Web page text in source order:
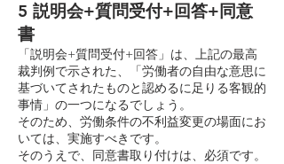
5 説明会+質問受付+回答+同意
書
「説明会+質問受付+回答」は、上記の最高
裁判例で示された、「労働者の自由な意思に
基づいてされたものと認めるに足りる客観的
事情」の一つになるでしょう。
そのため、労働条件の不利益変更の場面にお
いては、実施すべきです。
そのうえで、同意書取り付けは、必須です。